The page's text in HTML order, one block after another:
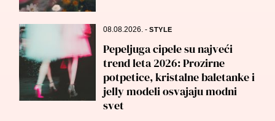
08.08.2026.-STYLE
Pepeljuga cipele su najveći
trend leta 2026: Prozirne
potpetice, kristalne baletanke i
jelly modeli osvajaju modni
svet